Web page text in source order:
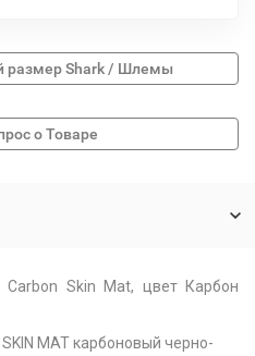
размер Shark / Шлемы
Skin Mat, цвет Карбон
SKIN MAT карбоновый черно-